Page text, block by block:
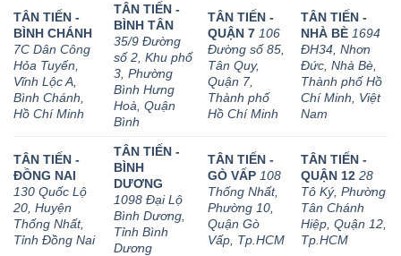
TÂN TIẾN -
BÌNH CHÁNH
7C Dân Công
Hỏa Tuyến,
Vĩnh Lộc A,
Bình Chánh,
Hồ Chí Minh
TÂN TIẾN -
BÌNH TÂN
35/9 Đường
số 2, Khu phố
3, Phường
Bình Hưng
Hoà, Quận
Bình
TÂN TIẾN -
QUẬN 7 106
Đường số 85,
Tân Quy,
Quận 7,
Thành phố
Hồ Chí Minh
TÂN TIẾN -
NHÀ BÈ 1694
ĐH34, Nhơn
Đức, Nhà Bè,
Thành phố Hồ
Chí Minh, Việt
Nam
TÂN TIẾN -
ĐỒNG NAI
130 Quốc Lộ
20, Huyện
Thống Nhất,
Tỉnh Đồng Nai
TÂN TIẾN -
BÌNH
DƯƠNG
1098 Đại Lộ
Bình Dương,
Tỉnh Bình
Dương
TÂN TIẾN -
GÒ VẤP 108
Thống Nhất,
Phường 10,
Quận Gò
Vấp, Tp.HCM
TÂN TIẾN -
QUẬN 12 28
Tô Ký, Phường
Tân Chánh
Hiệp, Quận 12,
Tp.HCM